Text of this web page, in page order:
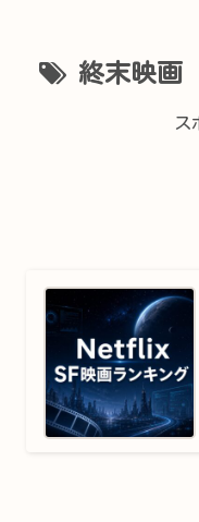
終末映画
ス